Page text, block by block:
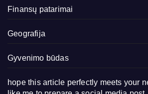
Finansų patarimai
Geografija
Gyvenimo būdas
hope this article perfectly meets your